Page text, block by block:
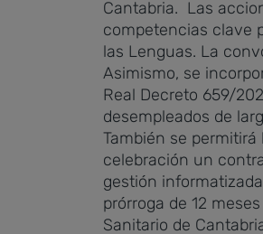
Cantabria. Las
competencias clave
las Lenguas. La
Asimismo, se
Real Decreto 659/
desempleados de
También se
celebración un
gestión
prórroga de 12
Sanitario de